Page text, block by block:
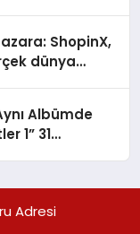
ShopinX,
dünya
Albümde
1” 31
Adresi